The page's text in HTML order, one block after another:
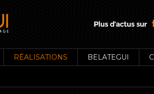
RÉALISATIONS BELATEGUI